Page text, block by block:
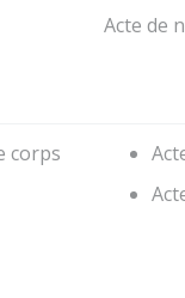
Acte de
corps